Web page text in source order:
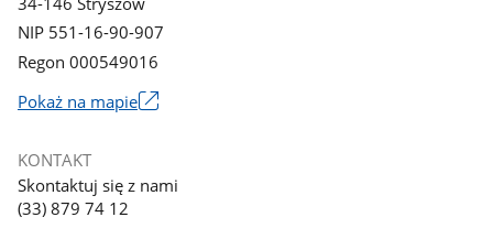
NIP 551-16-90-907
Regon 000549016
Pokaż na mapieLink
nowym
KONTAKT
Skontaktuj się z nami
(33) 879 74 12